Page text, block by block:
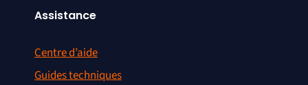
Assistance
Centre d’aide
Guides techniques